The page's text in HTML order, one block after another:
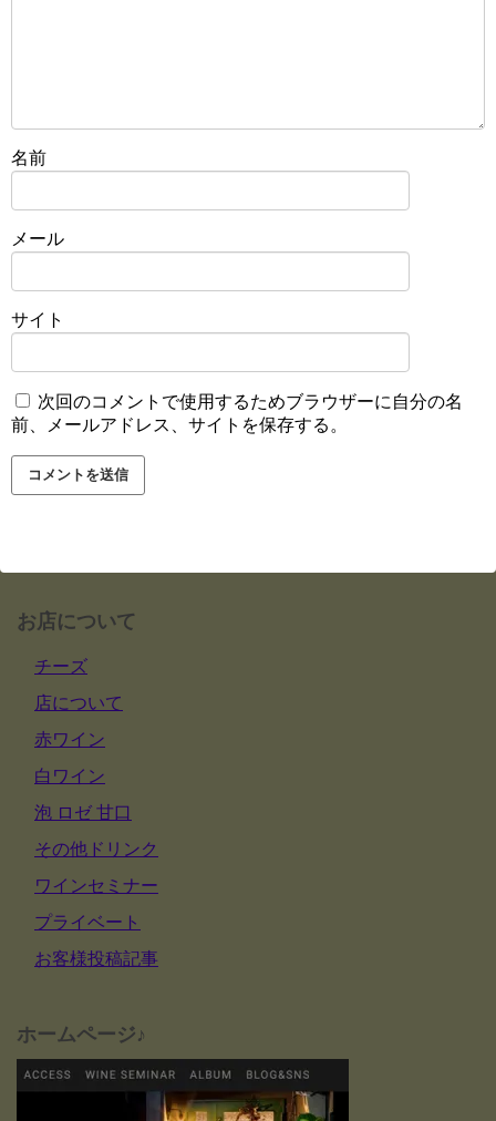
名前
メール
サイト
次回のコメントで使用するためブラウザーに自分の名
前、メールアドレス、サイトを保存する。
お店について
チーズ
店について
赤ワイン
白ワイン
泡 ロゼ 甘口
その他ドリンク
ワインセミナー
プライベート
お客様投稿記事
ホームページ♪